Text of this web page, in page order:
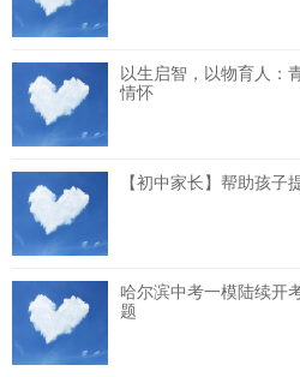
以生启智，以物育人：
情怀
【初中家长】帮助孩子
哈尔滨中考一模陆续开
题